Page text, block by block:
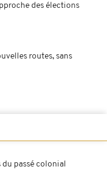
des élections
routes, sans
passé colonial